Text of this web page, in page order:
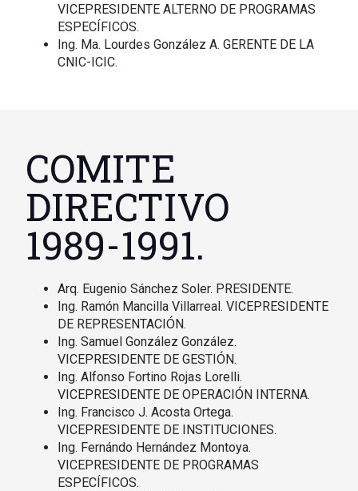
VICEPRESIDENTE ALTERNO DE PROGRAMAS
ESPECÍFICOS.
Ing. Ma. Lourdes González A. GERENTE DE LA
CNIC-ICIC.
COMITE
DIRECTIVO
1989-1991.
Arq. Eugenio Sánchez Soler. PRESIDENTE.
Ing. Ramón Mancilla Villarreal. VICEPRESIDENTE
DE REPRESENTACIÓN.
Ing. Samuel González González.
VICEPRESIDENTE DE GESTIÓN.
Ing. Alfonso Fortino Rojas Lorelli.
VICEPRESIDENTE DE OPERACIÓN INTERNA.
Ing. Francisco J. Acosta Ortega.
VICEPRESIDENTE DE INSTITUCIONES.
Ing. Fernándo Hernández Montoya.
VICEPRESIDENTE DE PROGRAMAS
ESPECÍFICOS.